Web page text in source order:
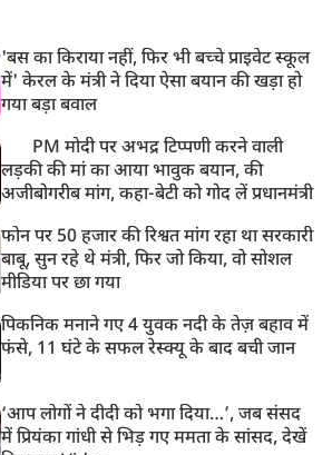
'बस का किराया नहीं, फिर भी बच्चे प्राइवेट स्कूल
में' केरल के मंत्री ने दिया ऐसा बयान की खड़ा हो
गया बड़ा बवाल
PM मोदी पर अभद्र टिप्पणी करने वाली
लड़की की मां का आया भावुक बयान, की
अजीबोगरीब मांग, कहा-बेटी को गोद लें प्रधानमंत्री
फोन पर 50 हजार की रिश्वत मांग रहा था सरकारी
बाबू, सुन रहे थे मंत्री, फिर जो किया, वो सोशल
मीडिया पर छा गया
पिकनिक मनाने गए 4 युवक नदी के तेज़ बहाव में
फंसे, 11 घंटे के सफल रेस्क्यू के बाद बची जान
‘आप लोगों ने दीदी को भगा दिया…’, जब संसद
में प्रियंका गांधी से भिड़ गए ममता के सांसद, देखें